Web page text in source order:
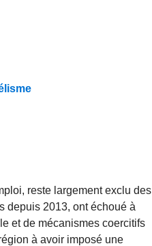
reste largement exclu des
depuis 2013, ont échoué à
et de mécanismes coercitifs
à avoir imposé une